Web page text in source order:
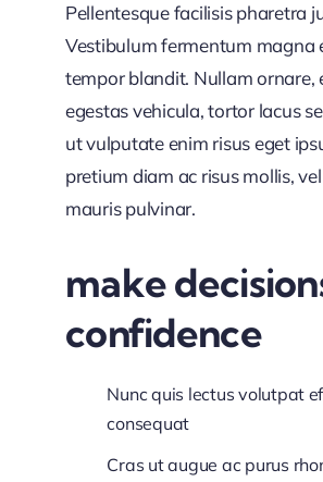
Pellentesque facilisis pharetra
Vestibulum fermentum magna
tempor blandit. Nullam ornare,
egestas vehicula, tortor lacus
ut vulputate enim risus eget
pretium diam ac risus mollis,
mauris pulvinar.
make
confidence
Nunc quis lectus volutpat
consequat
Cras ut augue ac purus